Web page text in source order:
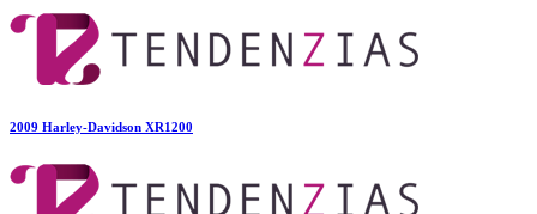
2009 Harley-Davidson XR1200